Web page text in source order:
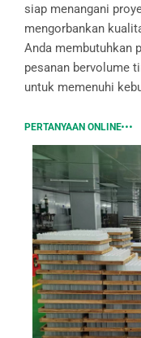
siap menangani
mengorbankan
Anda membutuhkan
pesanan bervolume
untuk memenuhi
PERTANYAAN ONLINE